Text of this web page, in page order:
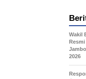
Wakil
2026